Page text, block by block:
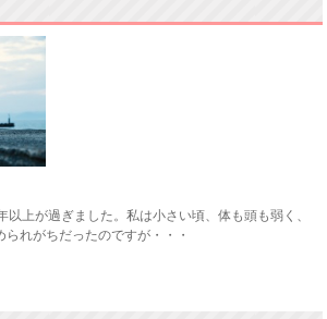
以上が過ぎました。私は小さい頃、体も頭も弱く、
れがちだったのですが・・・